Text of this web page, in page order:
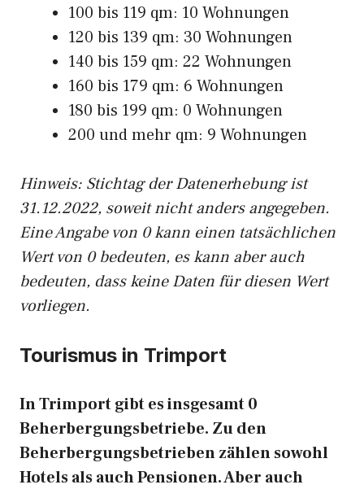
100 bis 119 qm: 10 Wohnungen
120 bis 139 qm: 30 Wohnungen
140 bis 159 qm: 22 Wohnungen
160 bis 179 qm: 6 Wohnungen
180 bis 199 qm: 0 Wohnungen
200 und mehr qm: 9 Wohnungen
Hinweis: Stichtag der Datenerhebung ist
31.12.2022, soweit nicht anders angegeben.
Eine Angabe von 0 kann einen tatsächlichen
Wert von 0 bedeuten, es kann aber auch
bedeuten, dass keine Daten für diesen Wert
vorliegen.
Tourismus in Trimport
In Trimport gibt es insgesamt 0
Beherbergungsbetriebe. Zu den
Beherbergungsbetrieben zählen sowohl
Hotels als auch Pensionen. Aber auch